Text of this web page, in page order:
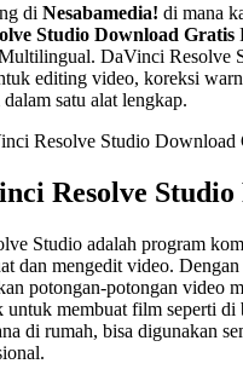
di Nesabamedia! di mana
Studio Download Gratis
DaVinci Resolve
editing video, koreksi
satu alat lengkap.
Resolve Studio
Studio adalah program
dan mengedit video.
potongan-potongan video
untuk membuat film seperti di
di rumah, bisa digunakan